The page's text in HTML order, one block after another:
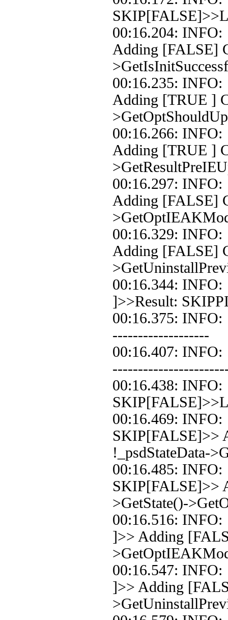
00:16.204:
Adding [FALSE]
00:16.235:
Adding [TRUE ]
00:16.266:
Adding [TRUE ]
00:16.297:
Adding [FALSE]
00:16.329:
Adding [FALSE]
00:16.344:
]>>Result:
00:16.375:
-------------------
00:16.407:
00:16.438:
00:16.469:
SKIP[FALSE]>>
!_psdStateData-
00:16.485:
SKIP[FALSE]>>
>GetState()-
00:16.516:
]>> Adding
00:16.547:
]>> Adding